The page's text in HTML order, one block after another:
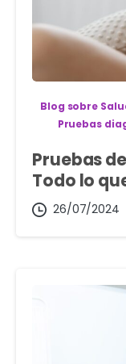
Blog sobre
Pruebas
Pruebas
Todo lo
26/07/2024